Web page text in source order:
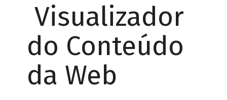
Visualizador
do Conteúdo
da Web